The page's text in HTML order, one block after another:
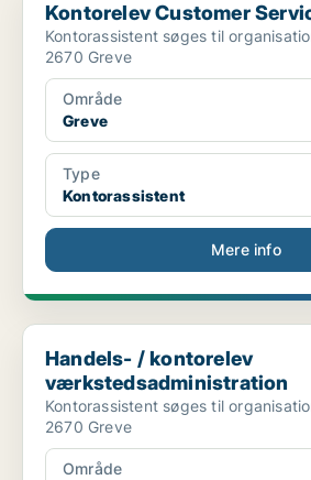
Kontorelev Customer
Kontorassistent søges til
2670 Greve
Område
Greve
Type
Kontorassistent
Mere info
Handels- / kontorelev
Handels- / kontorelev
værkstedsadministration
Kontorassistent søges til
2670 Greve
Område